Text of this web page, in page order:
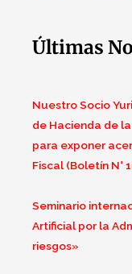
Últimas
Nuestro Socio
de Hacienda de
para exponer
Fiscal (Boletín N°
Seminario
Artificial por la
riesgos»